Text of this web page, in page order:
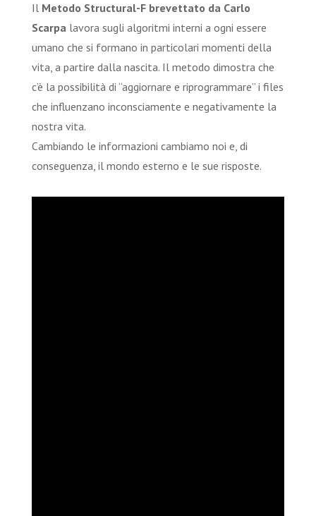
Il Metodo Structural-F brevettato da Carlo
Scarpalavora sugli algoritmi interni a ogni essere
umano che si formano in particolari momenti della
vita, a partire dalla nascita. Il metodo dimostra che
c’è la possibilità di “aggiornare e riprogrammare” i files
che influenzano inconsciamente e negativamente la
nostra vita.
Cambiando le informazioni cambiamo noi e, di
conseguenza, il mondo esterno e le sue risposte.